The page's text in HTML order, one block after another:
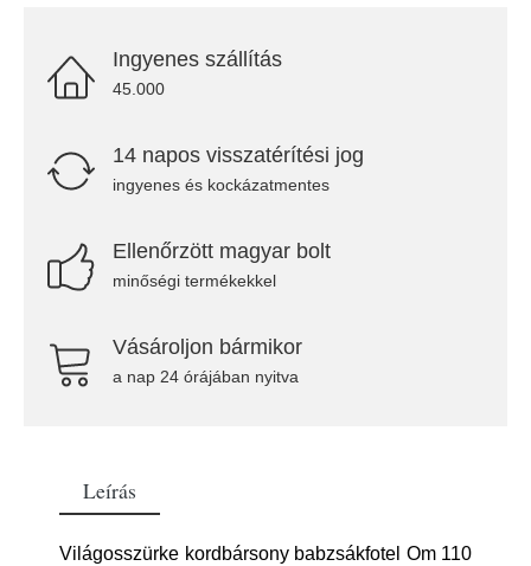
Ingyenes szállítás
45.000
14 napos visszatérítési jog
ingyenes és kockázatmentes
Ellenőrzött magyar bolt
minőségi termékekkel
Vásároljon bármikor
a nap 24 órájában nyitva
Leírás
Világosszürke kordbársony babzsákfotel Om 110